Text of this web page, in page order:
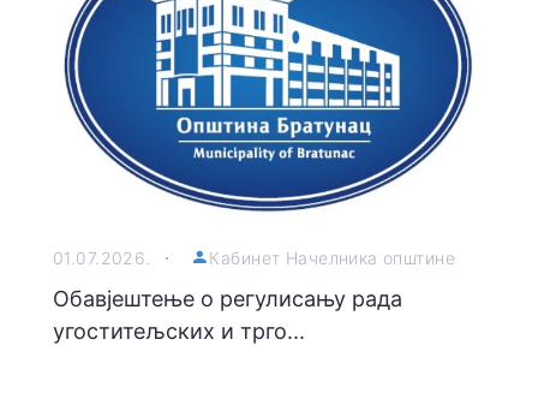
01.07.2026. Кабинет Начелника општине
Обавјештење о регулисању рада
угоститељских и трго...